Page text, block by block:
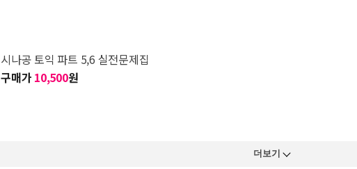
시나공 토익 파트 5,6 실전문제집
구매가 10,500원
더보기